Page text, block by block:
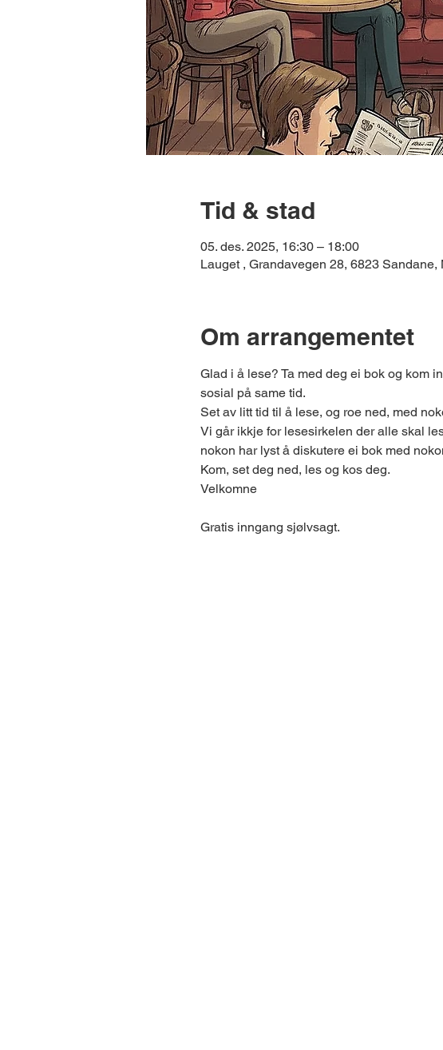
Tid & stad
05. des. 2025, 16:30 – 18:00
Lauget , Grandavegen 28, 6823 Sandane,
Om arrangementet
Glad i å lese? Ta med deg ei bok og kom
sosial på same tid.
Set av litt tid til å lese, og roe ned, med
Vi går ikkje for lesesirkelen der alle skal
nokon har lyst å diskutere ei bok med
Kom, set deg ned, les og kos deg.
Velkomne
Gratis inngang sjølvsagt.